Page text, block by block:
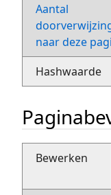
Aantal
naar deze
Hashwaarde
Bewerken